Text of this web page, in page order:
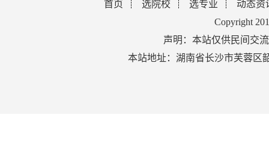
首页 选院校 选专业
动态资
Copyright
声明：本站仅供民间交
本站地址：湖南省长沙市芙蓉区